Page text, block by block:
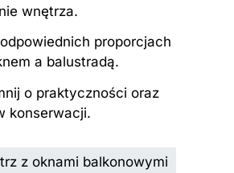
wnętrza.
proporcjach
a balustradą.
o praktyczności oraz
konserwacji.
z oknami balkonowymi